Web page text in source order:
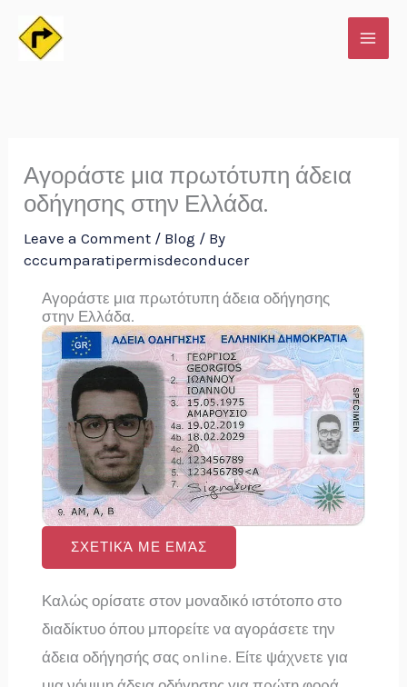
Αγοράστε μια πρωτότυπη άδεια
οδήγησης στην Ελλάδα.
Leave a Comment / Blog / By
cccumparatipermisdeconducer
Αγοράστε μια πρωτότυπη άδεια οδήγησης
στην Ελλάδα.
ΣΧΕΤΙΚΆ ΜΕ ΕΜΆΣ
Καλώς ορίσατε στον μοναδικό ιστότοπο στο
διαδίκτυο όπου μπορείτε να αγοράσετε την
άδεια οδήγησής σας online. Είτε ψάχνετε για